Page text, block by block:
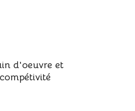
d'oeuvre et
compétivité